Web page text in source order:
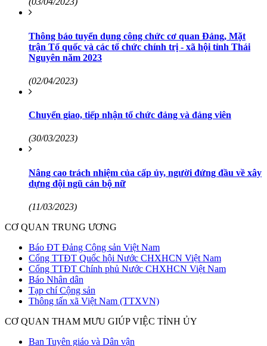
Thông báo tuyển dụng công chức cơ quan Đảng, Mặt
trận Tổ quốc và các tổ chức chính trị - xã hội tỉnh Thái
Nguyên năm 2023
(02/04/2023)
Chuyển giao, tiếp nhận tổ chức đảng và đảng viên
(30/03/2023)
Nâng cao trách nhiệm của cấp ủy, người đứng đầu về xây
dựng đội ngũ cán bộ nữ
(11/03/2023)
CƠ QUAN TRUNG ƯƠNG
Báo ĐT Đảng Cộng sản Việt Nam
Cổng TTĐT Quốc hội Nước CHXHCN Việt Nam
Cổng TTĐT Chính phủ Nước CHXHCN Việt Nam
Báo Nhân dân
Tạp chí Cộng sản
Thông tấn xã Việt Nam (TTXVN)
CƠ QUAN THAM MƯU GIÚP VIỆC TỈNH ỦY
Ban Tuyên giáo và Dân vận